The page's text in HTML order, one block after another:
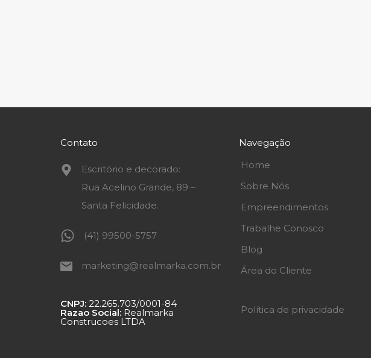
Contato
Escritório e decorado:
Rua Acelino Grande, 89 –
Santa Felicidade.
(41) 99500-5757
marketing@realmarka.com.br
CNPJ: 22.265.703/0001-84
Razao Social: Realmarka
Construcoes LTDA
Navegação
Home
Sobre Nós
Empreendimentos
Trabalhe Conosco
Blog
Área do Cliente
Política de privacidade